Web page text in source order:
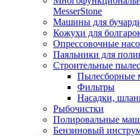
MesserStone
Машины для
Кожухи для
Опрессовочные
Паяльники для
Строительные
Пылесборные
Фильтры
Насадки,
Рыбочистки
Полировальные
Бензиновый